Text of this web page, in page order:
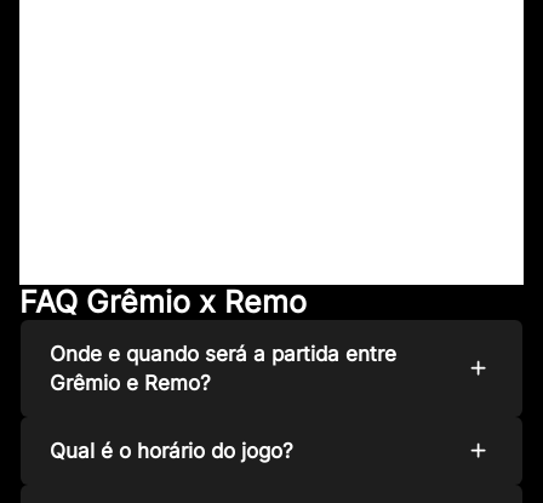
FAQ Grêmio x Remo
Onde e quando será a partida entre
Grêmio e Remo?
Qual é o horário do jogo?